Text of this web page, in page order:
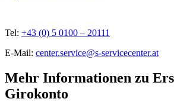
Tel: +43 (0) 5 0100 – 20111
E-Mail: center.service@s-servicecenter.at
Mehr Informationen zu
Girokonto